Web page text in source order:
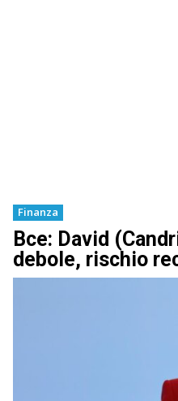
Finanza
Bce: David
debole, rischio